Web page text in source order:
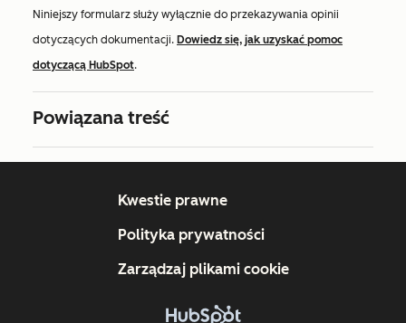
Niniejszy formularz służy wyłącznie do przekazywania opinii
dotyczących dokumentacji. Dowiedz się, jak uzyskać pomoc
dotyczącą HubSpot.
Powiązana treść
Kwestie prawne
Polityka prywatności
Zarządzaj plikami cookie